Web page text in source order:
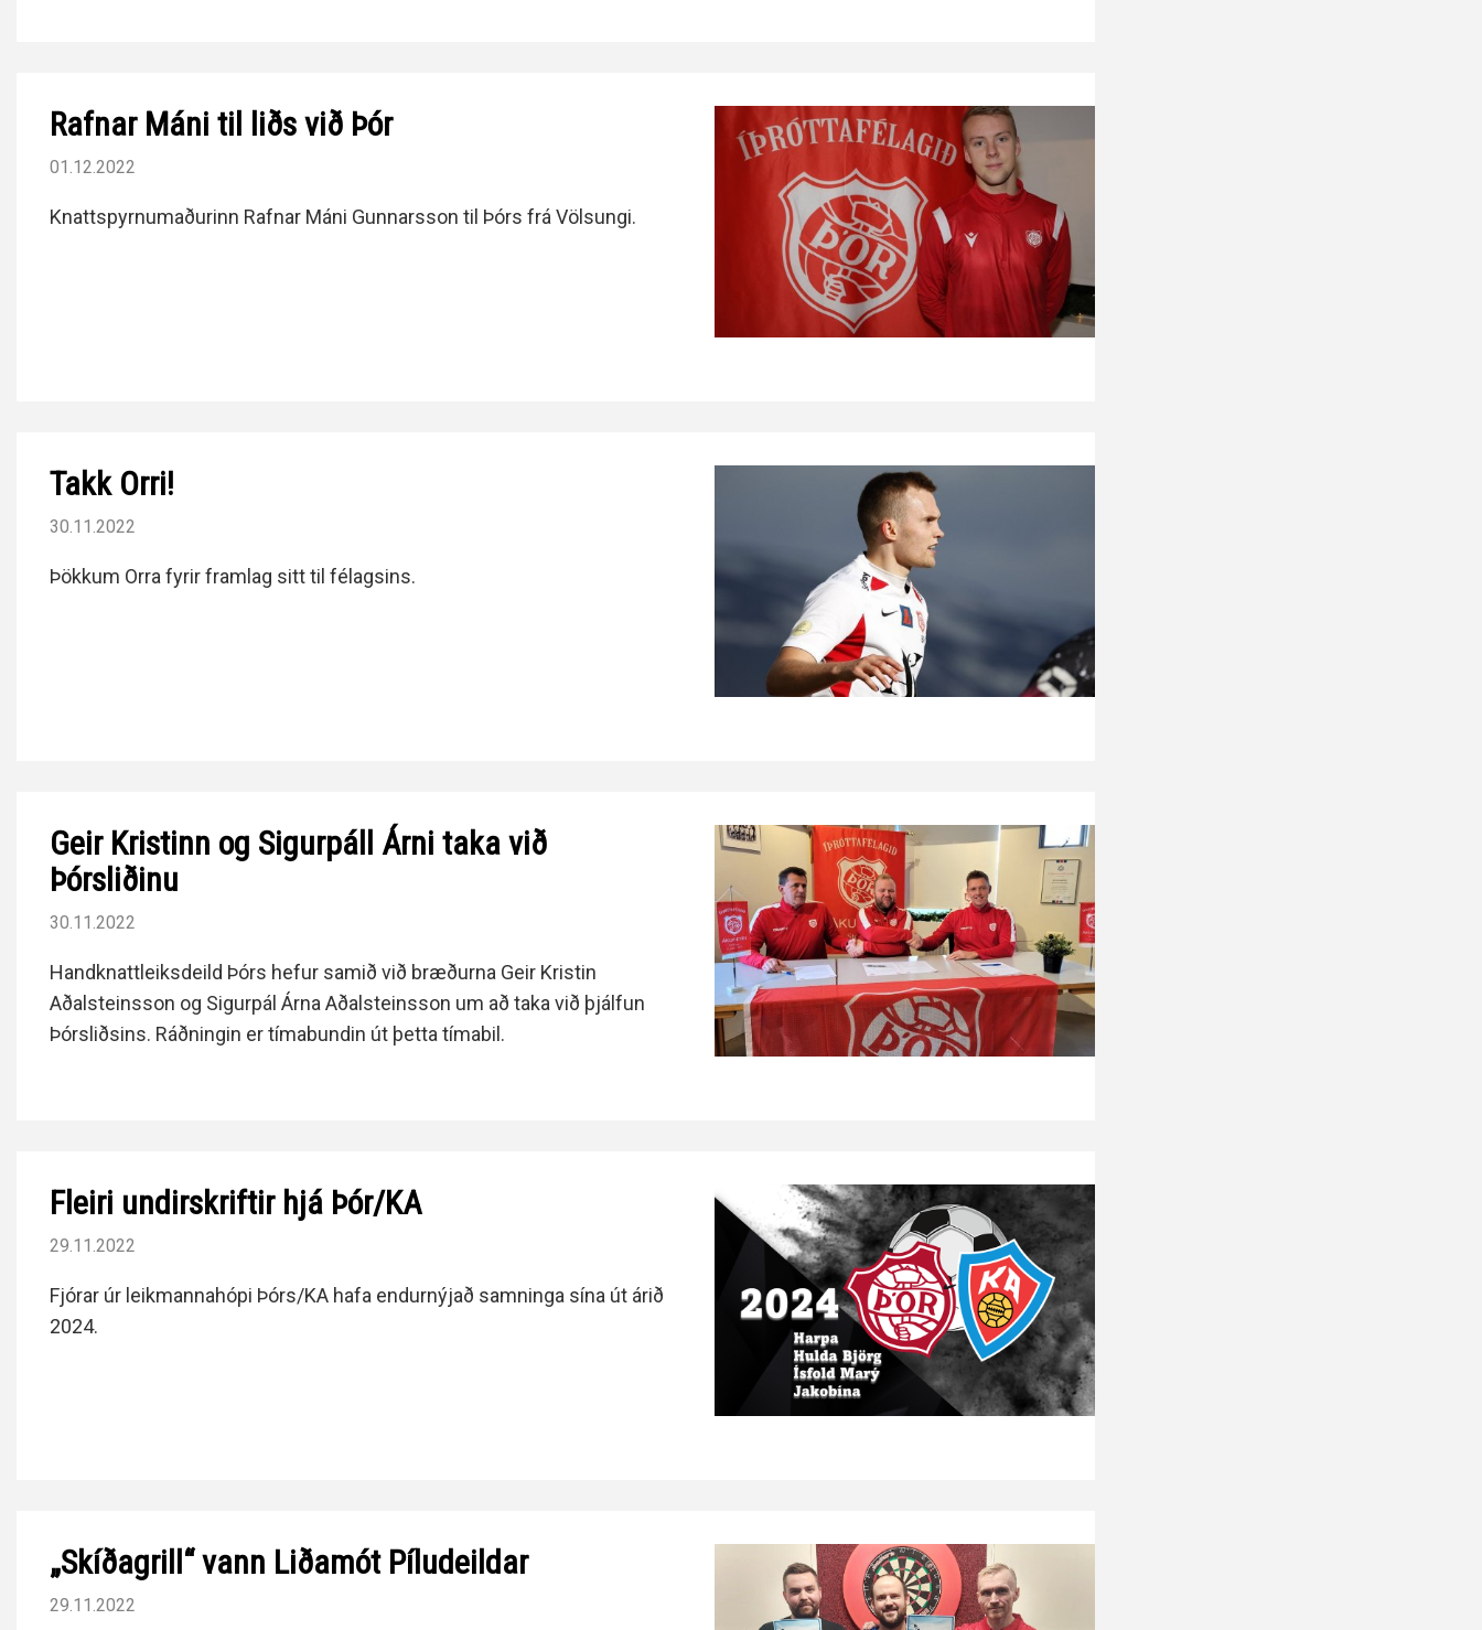
Rafnar Máni til liðs við Þór
01.12.2022
Knattspyrnumaðurinn Rafnar Máni Gunnarsson til Þórs frá Völsungi.
Takk Orri!
30.11.2022
Þökkum Orra fyrir framlag sitt til félagsins.
Geir Kristinn og Sigurpáll Árni taka við
Þórsliðinu
30.11.2022
Handknattleiksdeild Þórs hefur samið við bræðurna Geir Kristin
Aðalsteinsson og Sigurpál Árna Aðalsteinsson um að taka við þjálfun
Þórsliðsins. Ráðningin er tímabundin út þetta tímabil.
Fleiri undirskriftir hjá Þór/KA
29.11.2022
Fjórar úr leikmannahópi Þórs/KA hafa endurnýjað samninga sína út árið
2024.
„Skíðagrill“ vann Liðamót Píludeildar
29.11.2022